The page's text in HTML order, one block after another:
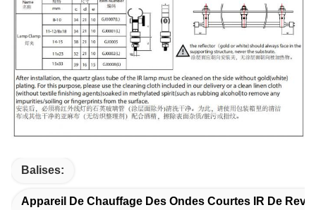
Balises:
Appareil De Chauffage Des Ondes Courtes IR De